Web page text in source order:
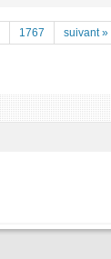
1767 suivant »